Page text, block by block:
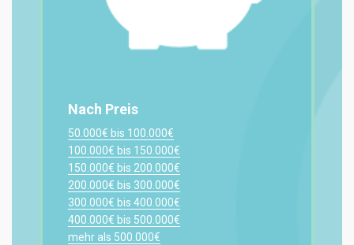
Nach Preis
50.000€ bis 100.000€
100.000€ bis 150.000€
150.000€ bis 200.000€
200.000€ bis 300.000€
300.000€ bis 400.000€
400.000€ bis 500.000€
mehr als 500.000€